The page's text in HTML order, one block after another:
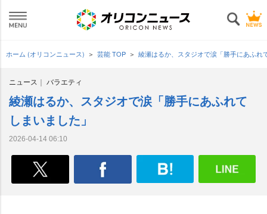
ホーム (オリコンニュース) 芸能 TOP 綾瀬はるか、スタジオで涙「勝手にあふれ
ニュース バラエティ
綾瀬はるか、スタジオで涙「勝手にあふれて
しまいました」
2026-04-14 06:10